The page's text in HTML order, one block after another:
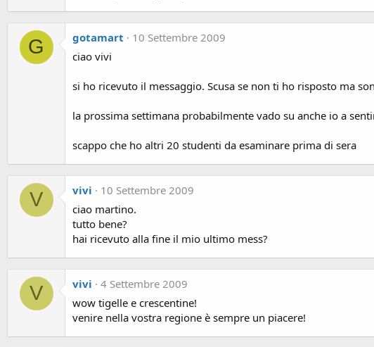
G gotamart
10 Settembre 2009
ciao vivi
si ho ricevuto il messaggio. Scusa se non ti ho risposto ma
la prossima settimana probabilmente vado su anche io a
scappo che ho altri 20 studenti da esaminare prima di sera
V vivi
10 Settembre 2009
ciao martino.
tutto bene?
hai ricevuto alla fine il mio ultimo mess?
V vivi
4 Settembre 2009
wow tigelle e crescentine!
venire nella vostra regione è sempre un piacere!